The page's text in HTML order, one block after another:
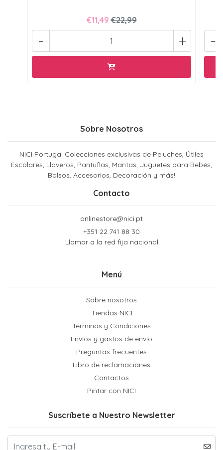
€11,49 €22,99
+
- -
Sobre Nosotros
NICI Portugal Colecciones exclusivas de Peluches, Útiles
Escolares, Llaveros, Pantuflas, Mantas, Juguetes para Bebés,
Bolsos, Accesorios, Decoración y más!
Contacto
onlinestore@nici.pt
+351 22 741 88 30
Llamar a la red fija nacional
Menú
Sobre nosotros
Tiendas NICI
Términos y Condiciones
Envíos y gastos de envío
Preguntas frecuentes
Libro de reclamaciones
Contactos
Pintar con NICI
Suscríbete a Nuestro Newsletter